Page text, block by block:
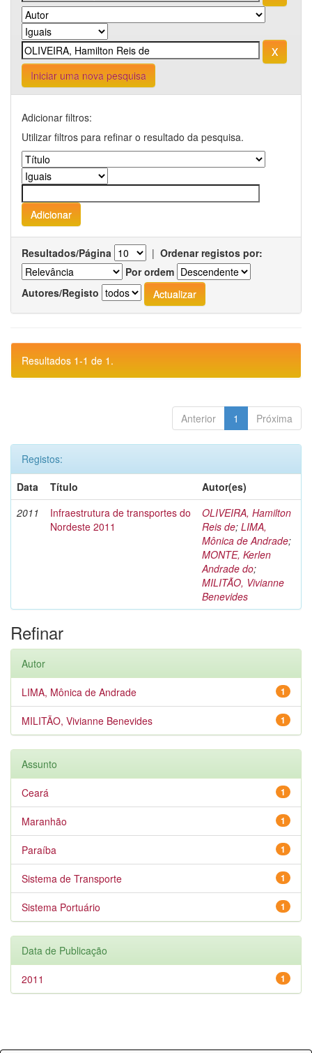
Iniciar uma nova pesquisa
Adicionar filtros:
Utilizar filtros para refinar o resultado da pesquisa.
Resultados/Página | Ordenar registos por:
Por ordem
Autores/Registo
Resultados 1-1 de 1.
Anterior 1 Próxima
Registos:
Data
Título
Autor(es)
2011
Infraestrutura de transportes do
Nordeste 2011
OLIVEIRA, Hamilton
Reis de; LIMA,
Mônica de Andrade;
MONTE, Kerlen
Andrade do;
MILITÃO, Vivianne
Benevides
Refinar
Autor
1
LIMA, Mônica de Andrade
1
MILITÃO, Vivianne Benevides
Assunto
1
Ceará
1
Maranhão
1
Paraíba
1
Sistema de Transporte
1
Sistema Portuário
Data de Publicação
1
2011